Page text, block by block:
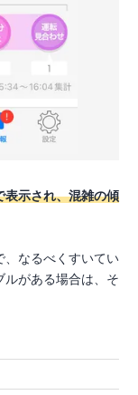
表示され、混雑の傾
、なるべくすいてい
ルがある場合は、そ